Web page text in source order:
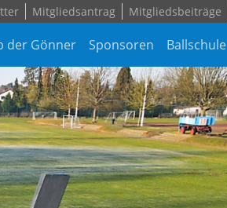
Mitgliedsantrag Mitgliedsbeiträge
der Gönner Sponsoren Ballschule